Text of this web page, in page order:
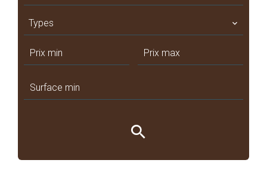
Types